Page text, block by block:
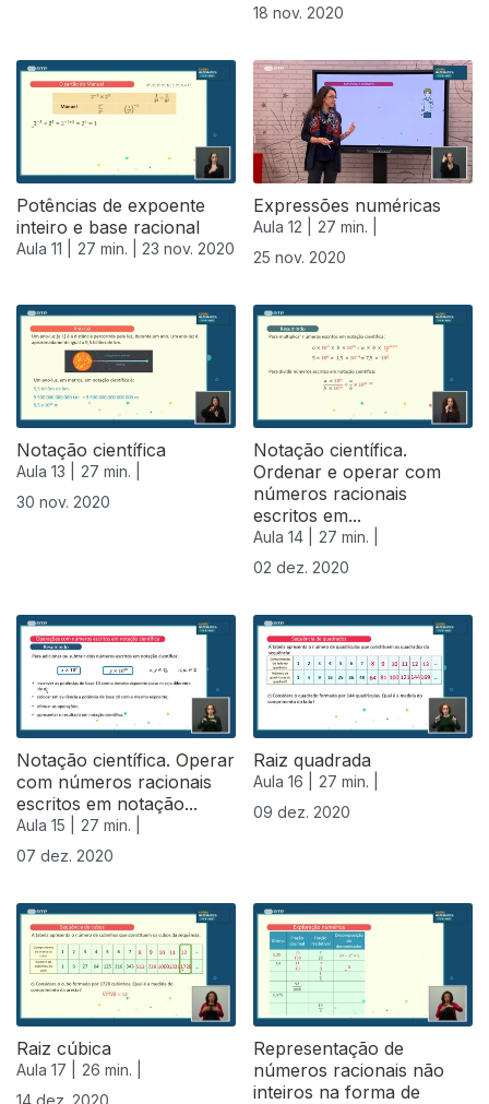
18 nov. 2020
Potências de expoente
inteiro e base racional
Aula 11 | 27 min. | 23 nov. 2020
Expressões numéricas
Aula 12 |
27 min. |
25 nov. 2020
508182
Notação científica
Aula 13 |
27 min. |
30 nov. 2020
Notação científica.
Ordenar e operar com
números racionais
escritos em...
Aula 14 |
27 min. |
02 dez. 2020
Notação científica. Operar
com números racionais
escritos em notação...
Aula 15 |
27 min. |
07 dez. 2020
Raiz quadrada
Aula 16 |
27 min. |
09 dez. 2020
Raiz cúbica
Aula 17 |
26 min. |
14 dez. 2020
Representação de
números racionais não
inteiros na forma de